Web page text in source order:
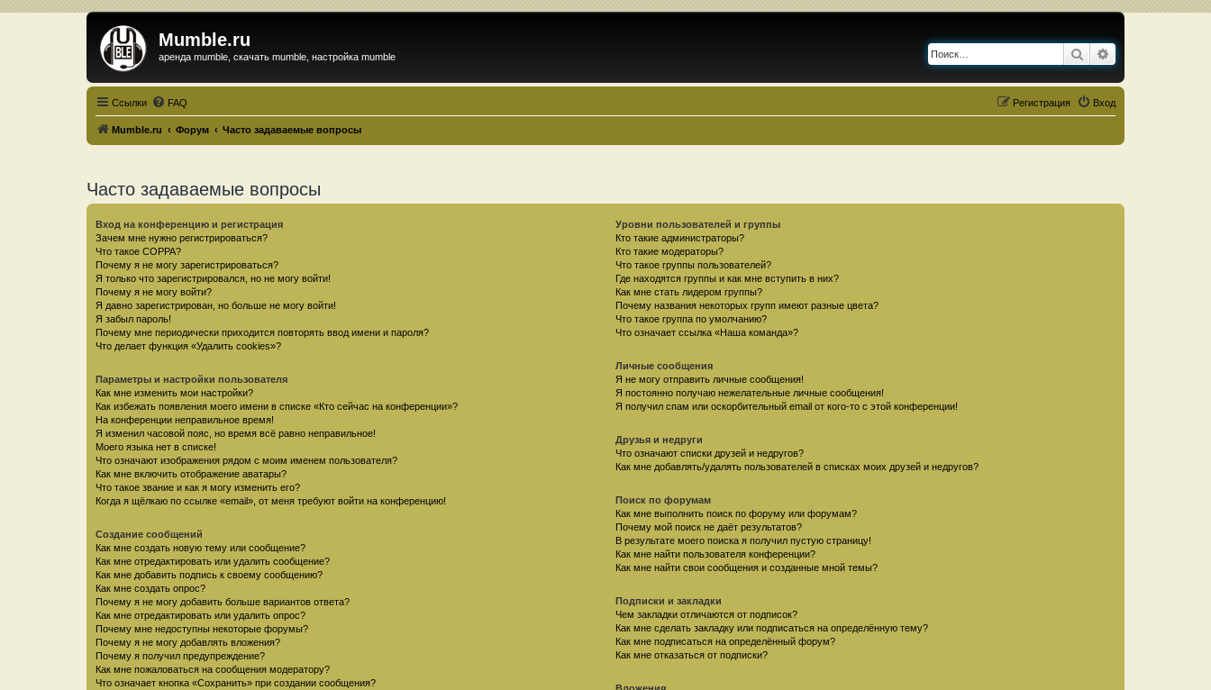
Mumble.ru
аренда mumble, скачать mumble, настройка mumble Поиск
Ссылки FAQ Вход
Регистрация
Mumble.ru Форум Часто задаваемые вопросы
Часто задаваемые вопросы
Вход на конференцию и регистрация
Зачем мне нужно регистрироваться?
Что такое COPPA?
Почему я не могу зарегистрироваться?
Я только что зарегистрировался, но не могу войти!
Почему я не могу войти?
Я давно зарегистрирован, но больше не могу войти!
Я забыл пароль!
Почему мне периодически приходится повторять ввод имени и пароля?
Что делает функция «Удалить cookies»?
Параметры и настройки пользователя
Как мне изменить мои настройки?
Как избежать появления моего имени в списке «Кто сейчас на конференции»?
На конференции неправильное время!
Я изменил часовой пояс, но время всё равно неправильное!
Моего языка нет в списке!
Что означают изображения рядом с моим именем пользователя?
Как мне включить отображение аватары?
Что такое звание и как я могу изменить его?
Когда я щёлкаю по ссылке «email», от меня требуют войти на конференцию!
Создание сообщений
Как мне создать новую тему или сообщение?
Как мне отредактировать или удалить сообщение?
Как мне добавить подпись к своему сообщению?
Как мне создать опрос?
Почему я не могу добавить больше вариантов ответа?
Как мне отредактировать или удалить опрос?
Почему мне недоступны некоторые форумы?
Почему я не могу добавлять вложения?
Почему я получил предупреждение?
Как мне пожаловаться на сообщения модератору?
Что означает кнопка «Сохранить» при создании сообщения?
Уровни пользователей и группы
Кто такие администраторы?
Кто такие модераторы?
Что такое группы пользователей?
Где находятся группы и как мне вступить в них?
Как мне стать лидером группы?
Почему названия некоторых групп имеют разные цвета?
Что такое группа по умолчанию?
Что означает ссылка «Наша команда»?
Личные сообщения
Я не могу отправить личные сообщения!
Я постоянно получаю нежелательные личные сообщения!
Я получил спам или оскорбительный email от кого-то с этой конференции!
Друзья и недруги
Что означают списки друзей и недругов?
Как мне добавлять/удалять пользователей в списках моих друзей и недругов?
Поиск по форумам
Как мне выполнить поиск по форуму или форумам?
Почему мой поиск не даёт результатов?
В результате моего поиска я получил пустую страницу!
Как мне найти пользователя конференции?
Как мне найти свои сообщения и созданные мной темы?
Подписки и закладки
Чем закладки отличаются от подписок?
Как мне сделать закладку или подписаться на определённую тему?
Как мне подписаться на определённый форум?
Как мне отказаться от подписки?
Вложения